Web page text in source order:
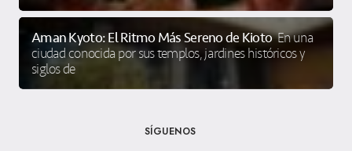
Aman Kyoto: El Ritmo Más Sereno de Kioto En una
ciudad conocida por sus templos, jardines históricos y
siglos de
SÍGUENOS